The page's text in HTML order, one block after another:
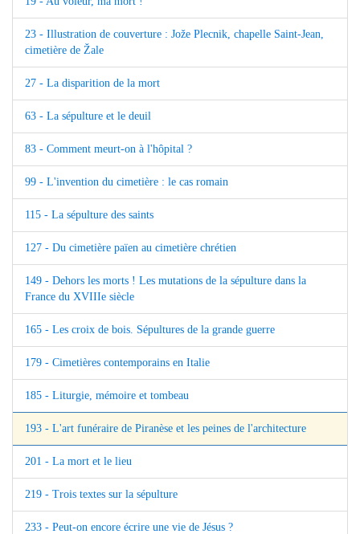
23 - Illustration de couverture : Jože Plecnik, chapelle Saint-Jean,
cimetière de Žale
27 - La disparition de la mort
63 - La sépulture et le deuil
83 - Comment meurt-on à l'hôpital ?
99 - L'invention du cimetière : le cas romain
115 - La sépulture des saints
127 - Du cimetière païen au cimetière chrétien
149 - Dehors les morts ! Les mutations de la sépulture dans la
France du XVIIIe siècle
165 - Les croix de bois. Sépultures de la grande guerre
179 - Cimetières contemporains en Italie
185 - Liturgie, mémoire et tombeau
193 - L'art funéraire de Piranèse et les peines de l'architecture
201 - La mort et le lieu
219 - Trois textes sur la sépulture
233 - Peut-on encore écrire une vie de Jésus ?